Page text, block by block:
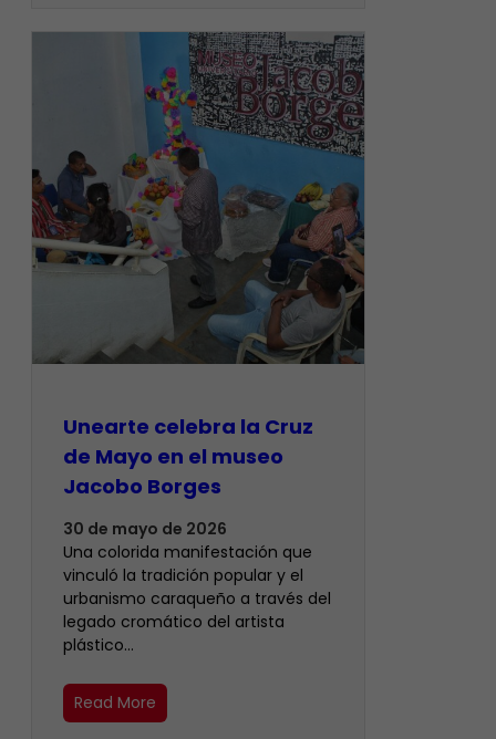
Unearte celebra la Cruz
de Mayo en el museo
Jacobo Borges
30 de mayo de 2026
Una colorida manifestación que
vinculó la tradición popular y el
urbanismo caraqueño a través del
legado cromático del artista
plástico…
Read More